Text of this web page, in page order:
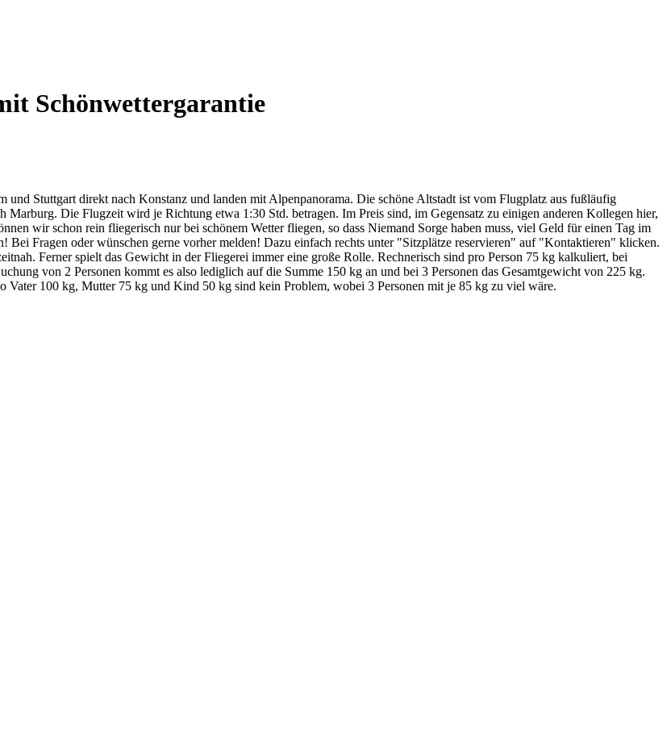
Schönwettergarantie
Stuttgart direkt nach Konstanz und landen mit Alpenpanorama. Die schöne Altstadt ist vom Flugplatz aus fußläufig
Marburg. Die Flugzeit wird je Richtung etwa 1:30 Std. betragen. Im Preis sind, im Gegensatz zu einigen anderen Kollegen hier,
wir schon rein fliegerisch nur bei schönem Wetter fliegen, so dass Niemand Sorge haben muss, viel Geld für einen Tag im
Bei Fragen oder wünschen gerne vorher melden! Dazu einfach rechts unter "Sitzplätze reservieren" auf "Kontaktieren" klicken.
Ferner spielt das Gewicht in der Fliegerei immer eine große Rolle. Rechnerisch sind pro Person 75 kg kalkuliert, bei
von 2 Personen kommt es also lediglich auf die Summe 150 kg an und bei 3 Personen das Gesamtgewicht von 225 kg.
100 kg, Mutter 75 kg und Kind 50 kg sind kein Problem, wobei 3 Personen mit je 85 kg zu viel wäre.